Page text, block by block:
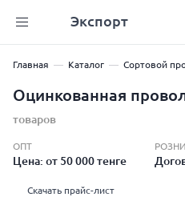
Экспорт
Главная Каталог Сортовой
Оцинкованная
товаров
ОПТ
Цена: от 50 000 тенге
Скачать прайс-лист